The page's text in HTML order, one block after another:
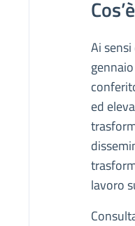
Ai
ed
lavoro